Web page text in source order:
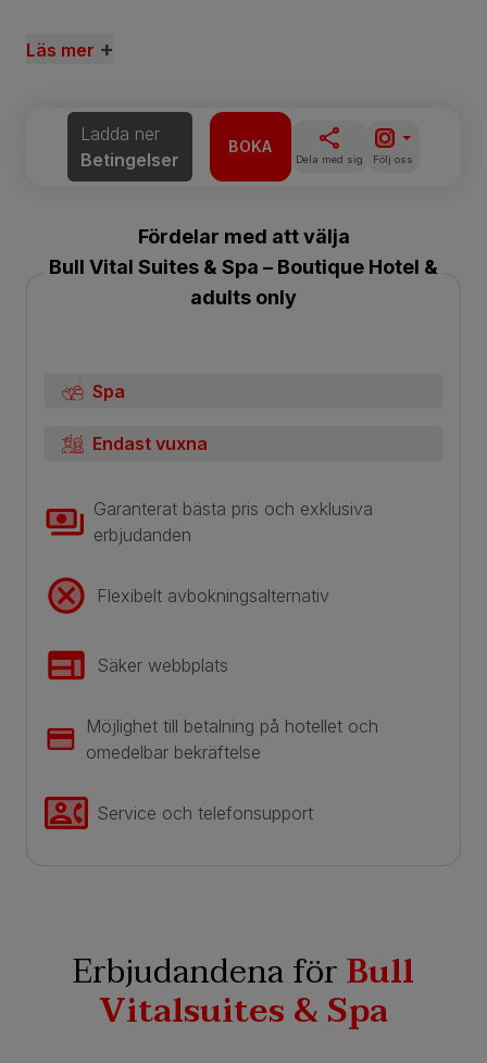
Läs mer +
Ladda ner
Betingelser
BOKA
Dela med sig Följ oss
Fördelar med att välja
Bull Vital Suites & Spa – Boutique Hotel &
adults only
Spa
Endast vuxna
Garanterat bästa pris och exklusiva
erbjudanden
Flexibelt avbokningsalternativ
Säker webbplats
Möjlighet till betalning på hotellet och
omedelbar bekräftelse
Service och telefonsupport
Erbjudandena förBull
Vitalsuites & Spa